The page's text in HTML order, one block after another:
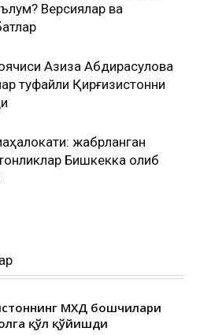
Версиялар ва
Азиза Абдирасулова
туфайли Қирғизистонни
жабрланган
Бишкекка олиб
МХДҚ бошчилари
қўл қўйишди